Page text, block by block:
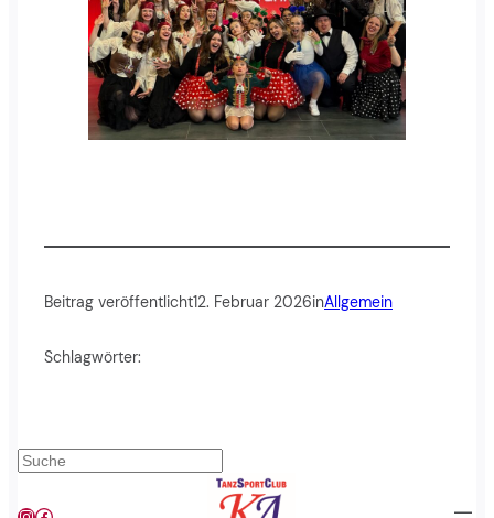
Beitrag veröffentlicht12. Februar 2026inAllgemein
Schlagwörter:
Suchen